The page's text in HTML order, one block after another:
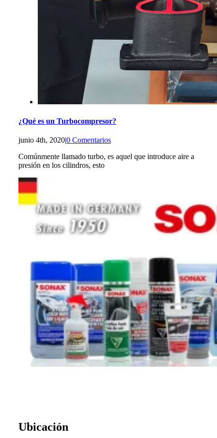
¿Qué es un Turbocompresor?
junio 4th, 2020|0 Comentarios
Comúnmente llamado turbo, es aquel que introduce aire a
presión en los cilindros, esto
Ubicación